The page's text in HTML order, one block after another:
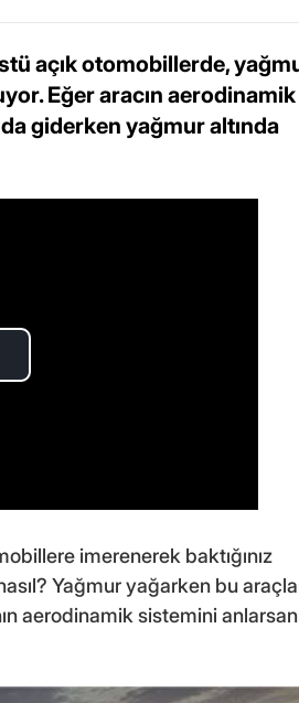
açık otomobillerde,
Eğer aracın aerodinamik
giderken yağmur altında
imerenerek baktığınız
Yağmur yağarken bu
aerodinamik sistemini